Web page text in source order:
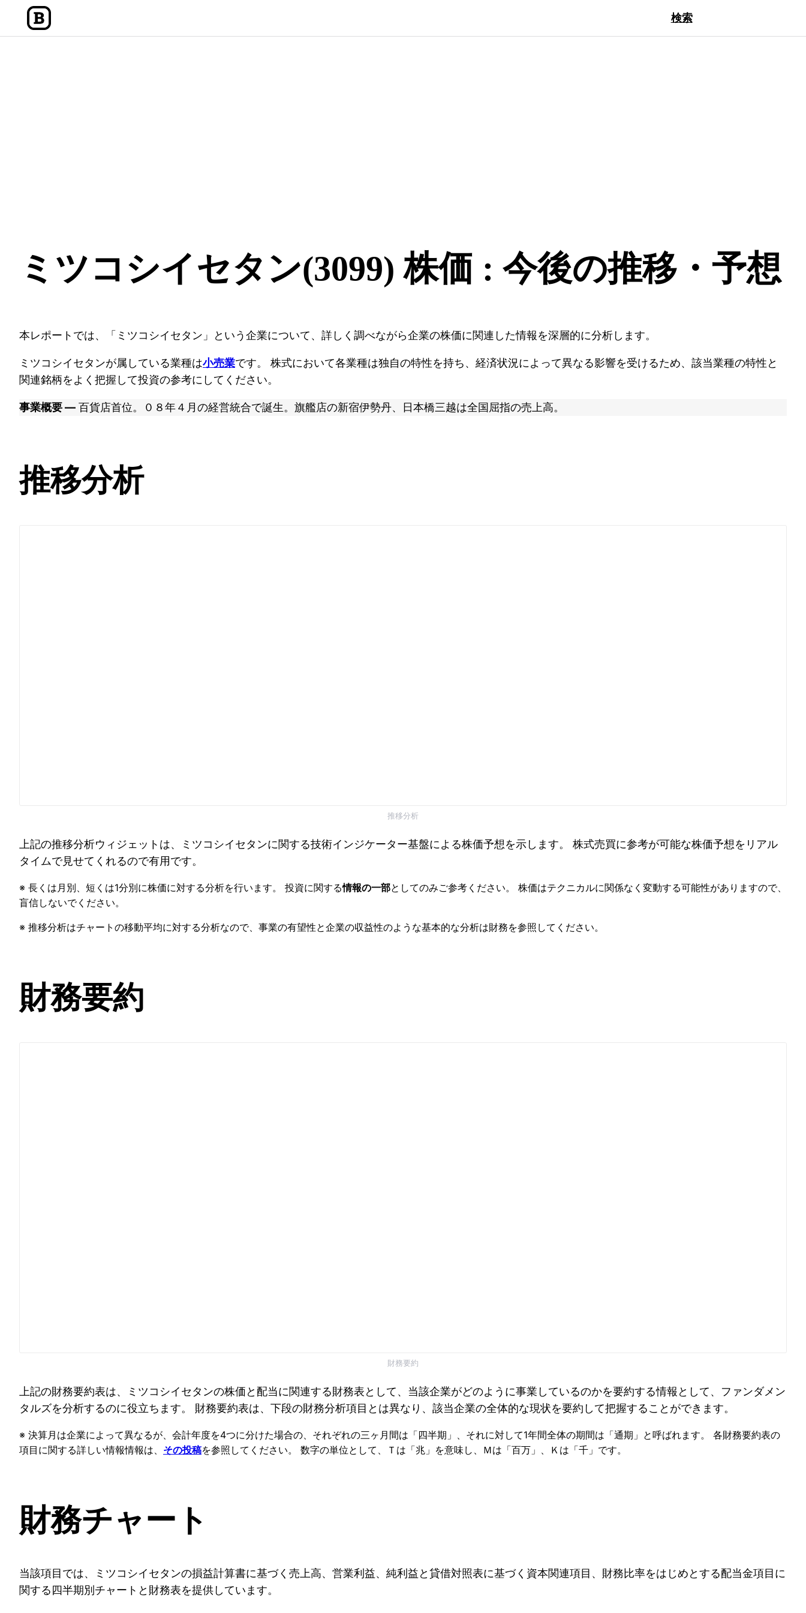
検索
ミツコシイセタン(3099) 株価 : 今後の推移・予想
本レポートでは、「ミツコシイセタン」という企業について、詳しく調べながら企業の株価に関連した情報を深層的に分析します。
ミツコシイセタンが属している業種は小売業です。 株式において各業種は独自の特性を持ち、経済状況によって異なる影響を受けるため、該当業種の特性と
関連銘柄をよく把握して投資の参考にしてください。
事業概要 ― 百貨店首位。０８年４月の経営統合で誕生。旗艦店の新宿伊勢丹、日本橋三越は全国屈指の売上高。
推移分析
推移分析
上記の推移分析ウィジェットは、ミツコシイセタンに関する技術インジケーター基盤による株価予想を示します。 株式売買に参考が可能な株価予想をリアル
タイムで見せてくれるので有用です。
※ 長くは月別、短くは1分別に株価に対する分析を行います。 投資に関する情報の一部としてのみご参考ください。 株価はテクニカルに関係なく変動する可能性がありますので、
盲信しないでください。
※ 推移分析はチャートの移動平均に対する分析なので、事業の有望性と企業の収益性のような基本的な分析は財務を参照してください。
財務要約
財務要約
上記の財務要約表は、ミツコシイセタンの株価と配当に関連する財務表として、当該企業がどのように事業しているのかを要約する情報として、ファンダメン
タルズを分析するのに役立ちます。 財務要約表は、下段の財務分析項目とは異なり、該当企業の全体的な現状を要約して把握することができます。
※ 決算月は企業によって異なるが、会計年度を4つに分けた場合の、それぞれの三ヶ月間は「四半期」、それに対して1年間全体の期間は「通期」と呼ばれます。 各財務要約表の
項目に関する詳しい情報情報は、
その投稿を参照してください。 数字の単位として、Ｔは「兆」を意味し、Ｍは「百万」、Ｋは「千」です。
財務チャート
当該項目では、ミツコシイセタンの損益計算書に基づく売上高、営業利益、純利益と貸借対照表に基づく資本関連項目、財務比率をはじめとする配当金項目に
関する四半期別チャートと財務表を提供しています。